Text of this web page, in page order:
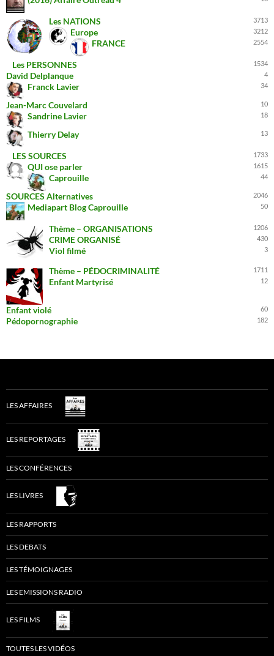
Les NATIONS 3713
Europe 3212
FRANCE 2554
Les PERSONNES 1534
David Delplanque 4
Franck Lavier 34
Jean-Marc Couvelard 10
Sandrine Lavier 18
Thierry Delay 13
LES SOURCES 1733
QUI ose parler 1615
Caprouille 44
SOURCES Alternatives 2046
Mediapart Blog Caprouille 50
Thème – ORGANISATIONS 1206
CRIME ORGANISÉ 430
Viol filmé 3
Thème – PÉDOCRIMINALITÉ 1711
Enfant Martyrisé 12
Enfant violé 60
Pédopornographie 182
LES AFFAIRES
LES REPORTAGES
LES CONFÉRENCES
LES LIVRES
LES RAPPORTS
LES DEBATS
LES TÉMOIGNAGES
LES EMISSIONS RADIO
LES FILMS
TOUTES LES VIDÉOS